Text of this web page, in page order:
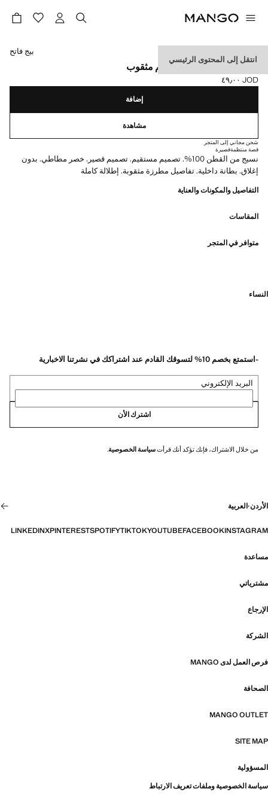
انتقل إلى المحتوى الرئيسي
شورت قطن مطرز بتصميم مثقوب
السعر الحالي [JOD ٤٩٫٠٠ ]
JOD ٤٩٫٠٠
حدد اللون
بيج فاتح
إضافة
مشاهدة
شحن مجاني إلى المتجر
قصة منتظمةقصيرة
نسيج من القطن 100%. تصميم مستقيم. تصميم قصير. خصر مطاطي. بدون
إغلاق. بطانة داخلية. تفاصيل مطرزة مثقوبة. إطلالة كاملة
التفاصيل والمكونات والعناية
المقاسات
متوافر في المتجر
النساء
-استمتع بخصم 10% لتسوقك القادم عند اشتراكك في نشرتنا الاخبارية
البريد الإلكتروني
اشترك الأن
من خلال الاشتراك، فإنك تؤكد أنك قرأتسياسة الخصوصية.
الأردن·العربية
INSTAGRAM
FACEBOOK
YOUTUBE
TIKTOK
SPOTIFY
PINTEREST
X
LINKEDIN
مساعدة
مشترياتي
الإرجاع
الشركة
فرص العمل لدى MANGO
الصحافة
MANGO OUTLET
SITE MAP
المسؤولية
سياسة الخصوصية وملفات تعريف الارتباط